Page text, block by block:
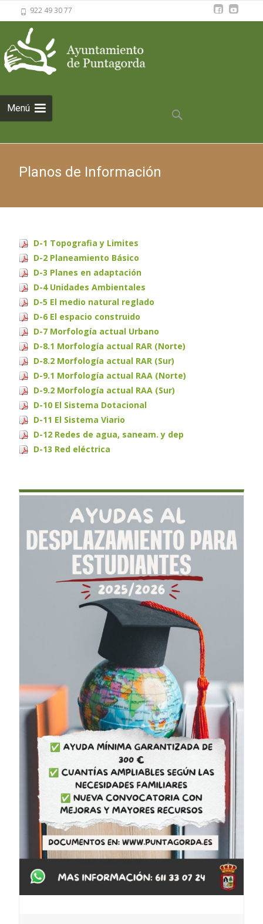
922 49 30 77
Menú
Saltar al
contenido
Buscar:
Planos de Información
D-1 Topografia y Limites
D-2 Planeamiento Básico
D-3 Planes en adaptación
D-4 Unidades Ambientales
D-5 El medio natural reglado
D-6 El espacio construido
D-7 Morfología actual Urbano
D-8.1 Morfología actual RAR (Norte)
D-8.2 Morfología actual RAR (Sur)
D-9.1 Morfología actual RAA (Norte)
D-9.2 Morfología actual RAA (Sur)
D-10 El Sistema Dotacional
D-11 El Sistema Viario
D-12 Redes de agua, saneam. y dep
D-13 Red eléctrica